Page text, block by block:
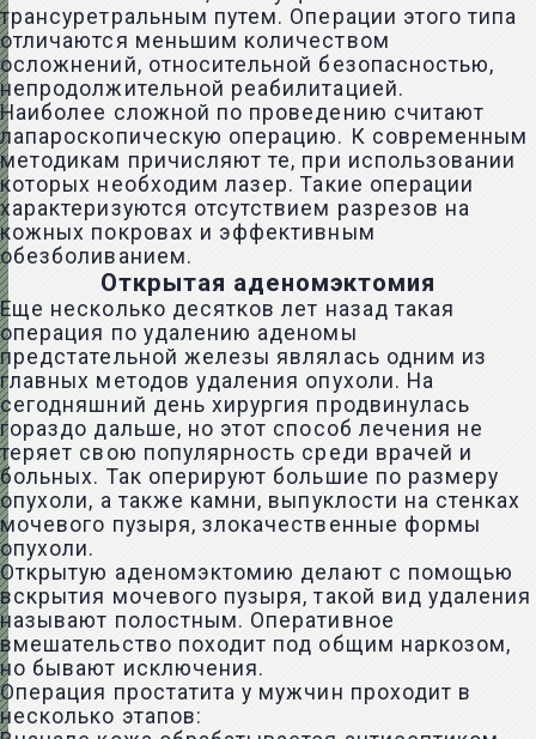
трансуретральным путем. Операции этого типа
отличаются меньшим количеством
осложнений, относительной безопасностью,
непродолжительной реабилитацией.
Наиболее сложной по проведению считают
лапароскопическую операцию. К современным
методикам причисляют те, при использовании
которых необходим лазер. Такие операции
характеризуются отсутствием разрезов на
кожных покровах и эффективным
обезболиванием.
Открытая аденомэктомия
Еще несколько десятков лет назад такая
операция по удалению аденомы
предстательной железы являлась одним из
главных методов удаления опухоли. На
сегодняшний день хирургия продвинулась
гораздо дальше, но этот способ лечения не
теряет свою популярность среди врачей и
больных. Так оперируют большие по размеру
опухоли, а также камни, выпуклости на стенках
мочевого пузыря, злокачественные формы
опухоли.
Открытую аденомэктомию делают с помощью
вскрытия мочевого пузыря, такой вид удаления
называют полостным. Оперативное
вмешательство походит под общим наркозом,
но бывают исключения.
Операция простатита у мужчин проходит в
несколько этапов: